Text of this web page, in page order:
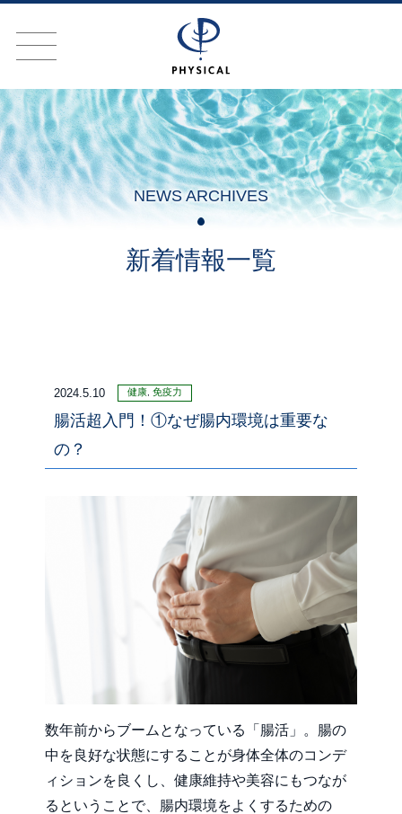
NEWS ARCHIVES
新着情報一覧
2024.5.10 健康 免疫力
腸活超入門！①なぜ腸内環境は重要な
の？
数年前からブームとなっている「腸活」。腸の
中を良好な状態にすることが身体全体のコンデ
ィションを良くし、健康維持や美容にもつなが
るということで、腸内環境をよくするための